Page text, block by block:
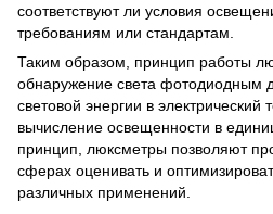
соответствуют ли условия
требованиям или стандартам.
Таким образом, принцип работы
обнаружение света фотодиодным
световой энергии в
вычисление освещенности в
принцип, люксметры позволяют
сферах оценивать и
различных применений.